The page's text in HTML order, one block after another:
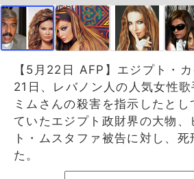
【5月22日 AFP】エジプト・
21日、レバノン人の人気女性
ミムさんの殺害を指示したと
ていたエジプト政財界の大物、
ト・ムスタファ被告に対し、
た。